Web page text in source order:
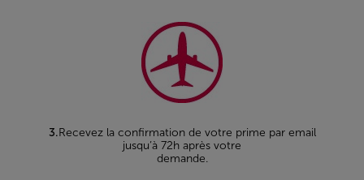
3.Recevez la confirmation de votre prime par email
jusqu’à 72h après votre
demande.